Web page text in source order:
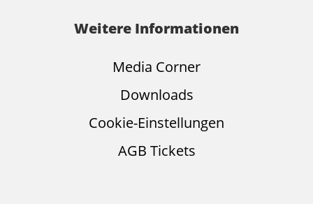
Weitere Informationen
Media Corner
Downloads
Cookie-Einstellungen
AGB Tickets